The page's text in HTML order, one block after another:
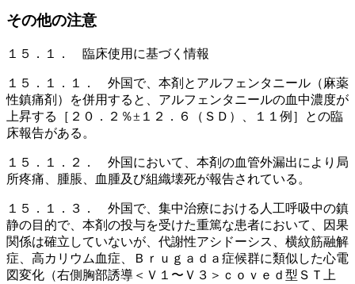
その他の注意
１５．１． 臨床使用に基づく情報
１５．１．１． 外国で、本剤とアルフェンタニール（麻薬
性鎮痛剤）を併用すると、アルフェンタニールの血中濃度が
上昇する［２０．２％±１２．６（ＳＤ）、１１例］との臨
床報告がある。
１５．１．２． 外国において、本剤の血管外漏出により局
所疼痛、腫脹、血腫及び組織壊死が報告されている。
１５．１．３． 外国で、集中治療における人工呼吸中の鎮
静の目的で、本剤の投与を受けた重篤な患者において、因果
関係は確立していないが、代謝性アシドーシス、横紋筋融解
症、高カリウム血症、Ｂｒｕｇａｄａ症候群に類似した心電
図変化（右側胸部誘導＜Ｖ１〜Ｖ３＞ｃｏｖｅｄ型ＳＴ上